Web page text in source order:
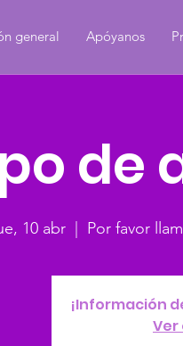
general Apóyanos
de
10 abr Por favor
¡Información